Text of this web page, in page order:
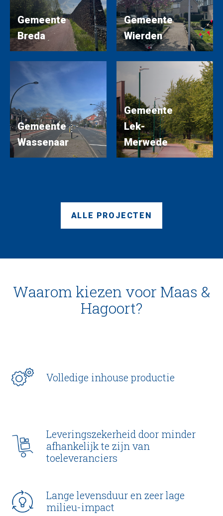
Gemeente
Breda
Gemeente
Wierden
Gemeente
Wassenaar
Gemeente
Lek-
Merwede
ALLE PROJECTEN
Waarom kiezen voor Maas &
Hagoort?
Volledige inhouse productie
Leveringszekerheid door minder
afhankelijk te zijn van
toeleveranciers
Lange levensduur en zeer lage
milieu-impact